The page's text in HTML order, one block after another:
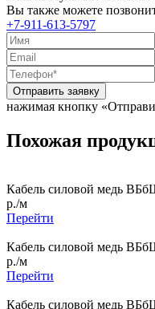
Вы также можете
+7-911-613-5797
Отправить заявку
нажимая кнопку
Похожая
Кабель силовой медь
р./м
Перейти
Кабель силовой медь
р./м
Перейти
Кабель силовой медь